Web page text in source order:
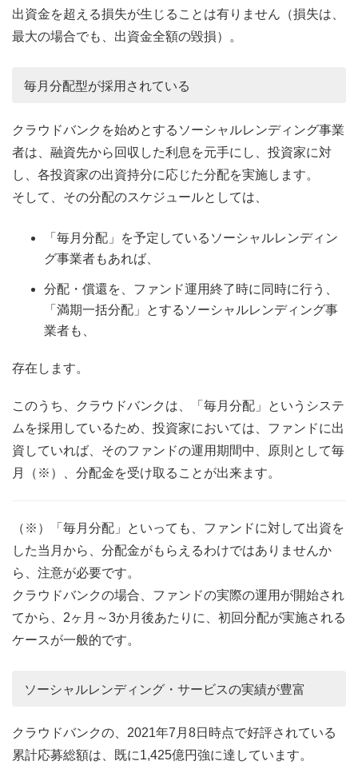
出資金を超える損失が生じることは有りません（損失は、
最大の場合でも、出資金全額の毀損）。
毎月分配型が採用されている
クラウドバンクを始めとするソーシャルレンディング事業
者は、融資先から回収した利息を元手にし、投資家に対
し、各投資家の出資持分に応じた分配を実施します。
そして、その分配のスケジュールとしては、
「毎月分配」を予定しているソーシャルレンディン
グ事業者もあれば、
分配・償還を、ファンド運用終了時に同時に行う、
「満期一括分配」とするソーシャルレンディング事
業者も、
存在します。
このうち、クラウドバンクは、「毎月分配」というシステ
ムを採用しているため、投資家においては、ファンドに出
資していれば、そのファンドの運用期間中、原則として毎
月（※）、分配金を受け取ることが出来ます。
（※）「毎月分配」といっても、ファンドに対して出資を
した当月から、分配金がもらえるわけではありませんか
ら、注意が必要です。
クラウドバンクの場合、ファンドの実際の運用が開始され
てから、2ヶ月～3か月後あたりに、初回分配が実施される
ケースが一般的です。
ソーシャルレンディング・サービスの実績が豊富
クラウドバンクの、2021年7月8日時点で好評されている
累計応募総額は、既に1,425億円強に達しています。